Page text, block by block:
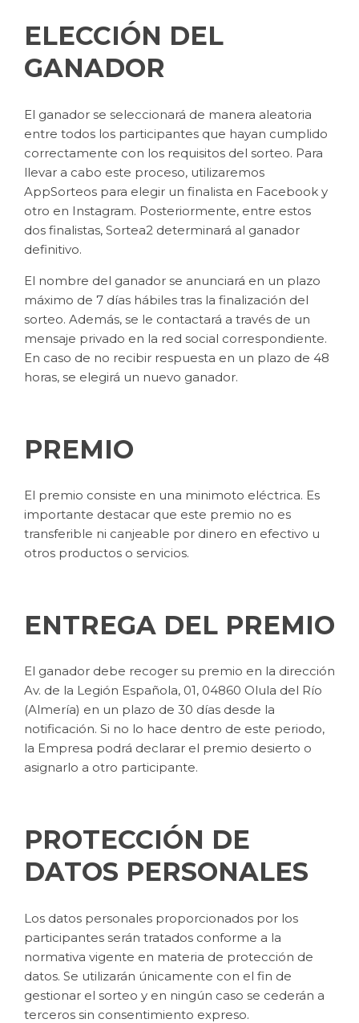
ELECCIÓN DEL
GANADOR
El ganador se seleccionará de manera aleatoria
entre todos los participantes que hayan cumplido
correctamente con los requisitos del sorteo. Para
llevar a cabo este proceso, utilizaremos
AppSorteos para elegir un finalista en Facebook y
otro en Instagram. Posteriormente, entre estos
dos finalistas, Sortea2 determinará al ganador
definitivo.
El nombre del ganador se anunciará en un plazo
máximo de 7 días hábiles tras la finalización del
sorteo. Además, se le contactará a través de un
mensaje privado en la red social correspondiente.
En caso de no recibir respuesta en un plazo de 48
horas, se elegirá un nuevo ganador.
PREMIO
El premio consiste en una minimoto eléctrica. Es
importante destacar que este premio no es
transferible ni canjeable por dinero en efectivo u
otros productos o servicios.
ENTREGA DEL PREMIO
El ganador debe recoger su premio en la dirección
Av. de la Legión Española, 01, 04860 Olula del Río
(Almería) en un plazo de 30 días desde la
notificación. Si no lo hace dentro de este periodo,
la Empresa podrá declarar el premio desierto o
asignarlo a otro participante.
PROTECCIÓN DE
DATOS PERSONALES
Los datos personales proporcionados por los
participantes serán tratados conforme a la
normativa vigente en materia de protección de
datos. Se utilizarán únicamente con el fin de
gestionar el sorteo y en ningún caso se cederán a
terceros sin consentimiento expreso.